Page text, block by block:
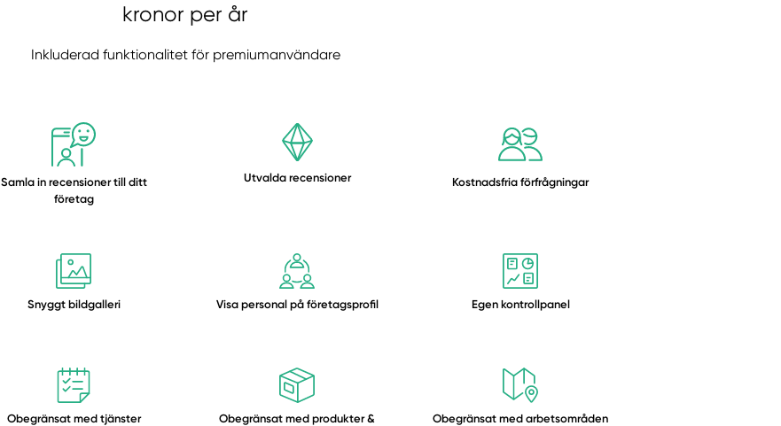
kronor per år
Inkluderad funktionalitet för premiumanvändare
Samla in recensioner till ditt
företag
Utvalda recensioner Kostnadsfria förfrågningar
Snyggt bildgalleri Visa personal på företagsprofil Egen kontrollpanel
Obegränsat medtjänster Obegränsat med produkter &
Obegränsat med arbetsområden